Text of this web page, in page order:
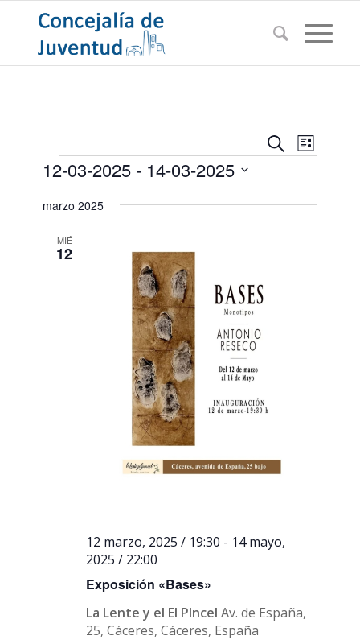
y
Eventos
Buscar
de
Evento
Lista
Eventos
12-03-2025 - 14-03-2025
fecha.
marzo 2025
MIÉ
12
Exposición «Bases»
12 marzo, 2025 / 19:30 - 14 mayo,
2025 / 22:00
La Lente y el El PIncelAv. de España,
25, Cáceres, Cáceres, España